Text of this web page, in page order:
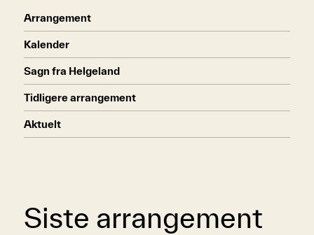
Arrangement
Kalender
Sagn fra Helgeland
Tidligere arrangement
Aktuelt
Siste arrangement